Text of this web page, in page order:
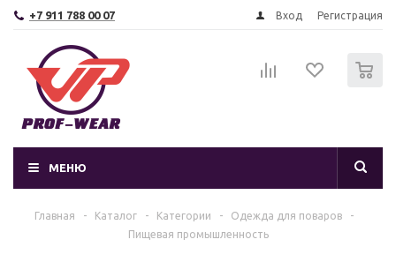
+7 911 788 00 07 Вход Регистрация
МЕНЮ
Главная - Каталог - Категории - Одежда для поваров
-
Пищевая промышленность